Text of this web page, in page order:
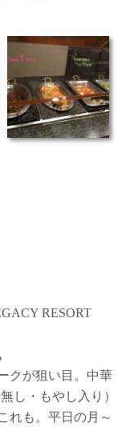
RESORT
クが狙い目。中華
し・もやし入り）
れも。平日の月～